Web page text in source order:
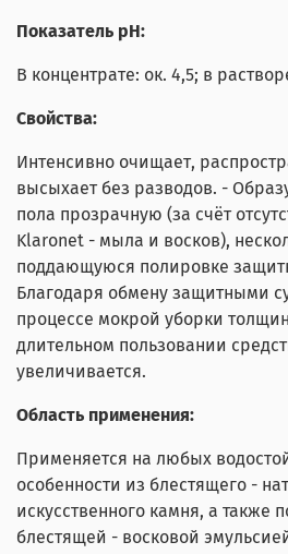
Показатель pH:
В концентрате: ок. 4,5; в
Свойства:
Интенсивно очищает,
высыхает без разводов. -
пола прозрачную (за счёт
Klaronet - мыла и восков),
поддающуюся полировке
Благодаря обмену защитными
процессе мокрой уборки
длительном пользовании
увеличивается.
Область применения:
Применяется на любых
особенности из блестящего -
искусственного камня, а также
блестящей - восковой